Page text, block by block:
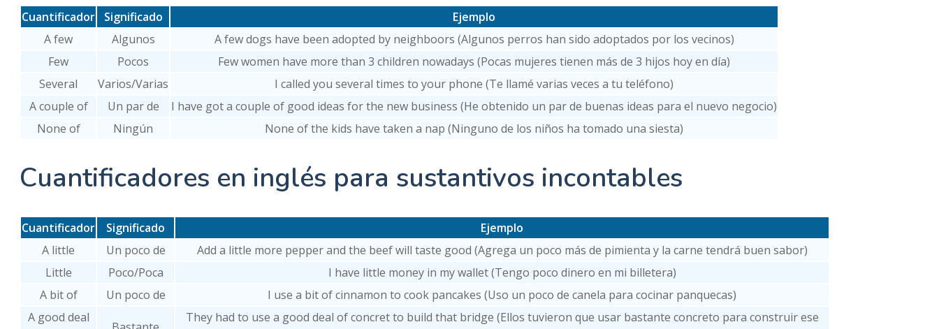
Cuantificador Significado
Ejemplo
A few
Algunos
A few dogs have been adopted by neighboors (Algunos perros han sido adoptados por los vecinos)
Few
Pocos
Few women have more than 3 children nowadays (Pocas mujeres tienen más de 3 hijos hoy en día)
Several
Varios/Varias
I called you several times to your phone (Te llamé varias veces a tu teléfono)
A couple of
Un par de
I have got a couple of good ideas for the new business (He obtenido un par de buenas ideas para el nuevo negocio)
None of
Ningún None of the kids have taken a nap (Ninguno de los niños ha tomado una siesta)
Cuantificadores en inglés para sustantivos incontables
Cuantificador Significado
Ejemplo
A little
Un poco de
Add a little more pepper and the beef will taste good (Agrega un poco más de pimienta y la carne tendrá buen sabor)
Little
Poco/Poca
I have little money in my wallet (Tengo poco dinero en mi billetera)
A bit of
Un poco de
I use a bit of cinnamon to cook pancakes (Uso un poco de canela para cocinar panquecas)
A good deal
They had to use a good deal of concret to build that bridge (Ellos tuvieron que usar bastante concreto para construir ese